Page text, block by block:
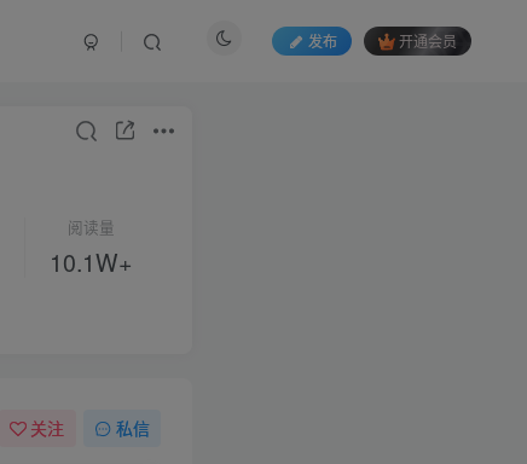
发布 开通会员
阅读量
10.1W+
关注 私信